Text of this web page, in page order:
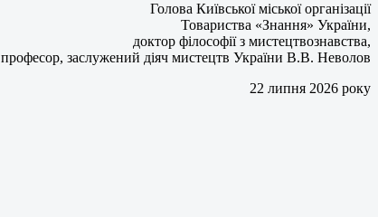
Голова Київської міської організації
Товариства «Знання» України,
доктор філософії з мистецтвознавства,
професор, заслужений діяч мистецтв України В.В. Неволов
22 липня 2026 року